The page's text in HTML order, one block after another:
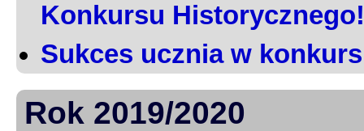
Konkursu Historycznego!
Sukces ucznia w
Rok 2019/2020